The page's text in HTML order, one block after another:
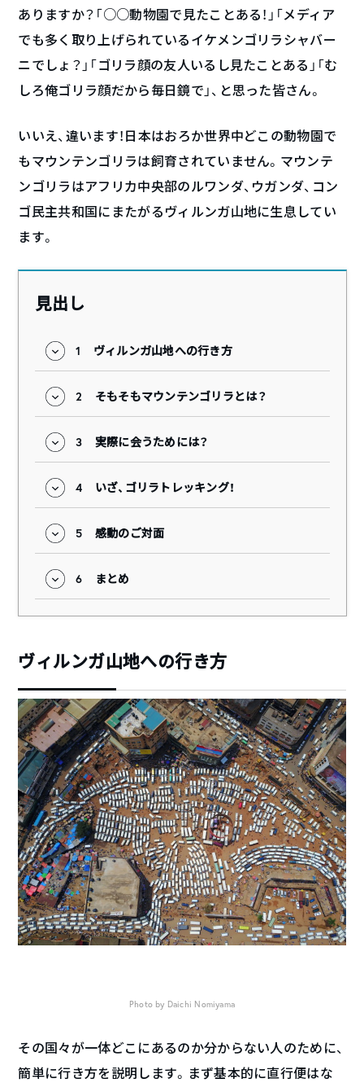
ありますか？「○○動物園で見たことある！」「メディア
でも多く取り上げられているイケメンゴリラシャバー
ニでしょ？」「ゴリラ顔の友人いるし見たことある」「む
しろ俺ゴリラ顔だから毎日鏡で」、と思った皆さん。
いいえ、違います！日本はおろか世界中どこの動物園で
もマウンテンゴリラは飼育されていません。マウンテ
ンゴリラはアフリカ中央部のルワンダ、ウガンダ、コン
ゴ民主共和国にまたがるヴィルンガ山地に生息してい
ます。
見出し
1 ヴィルンガ山地への行き方
2 そもそもマウンテンゴリラとは？
3 実際に会うためには？
4 いざ、ゴリラトレッキング！
5 感動のご対面
6 まとめ
ヴィルンガ山地への行き方
Photo by Daichi Nomiyama
その国々が一体どこにあるのか分からない人のために、
簡単に行き方を説明します。まず基本的に直行便はな